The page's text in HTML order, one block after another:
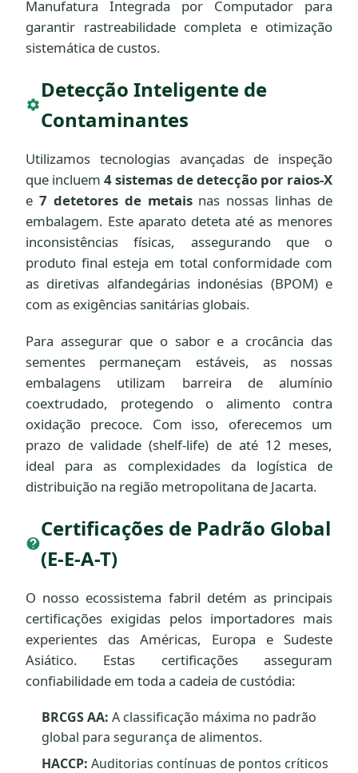
Manufatura Integrada por Computador para
garantir rastreabilidade completa e otimização
sistemática de custos.
Detecção Inteligente de
Contaminantes
Utilizamos tecnologias avançadas de inspeção
que incluem4 sistemas de detecção por raios-X
e 7 detetores de metaisnas nossas linhas de
embalagem. Este aparato deteta até as menores
inconsistências físicas, assegurando que o
produto final esteja em total conformidade com
as diretivas alfandegárias indonésias (BPOM) e
com as exigências sanitárias globais.
Para assegurar que o sabor e a crocância das
sementes permaneçam estáveis, as nossas
embalagens utilizam barreira de alumínio
coextrudado, protegendo o alimento contra
oxidação precoce. Com isso, oferecemos um
prazo de validade (shelf-life) de até 12 meses,
ideal para as complexidades da logística de
distribuição na região metropolitana de Jacarta.
Certificações de Padrão Global
(E-E-A-T)
O nosso ecossistema fabril detém as principais
certificações exigidas pelos importadores mais
experientes das Américas, Europa e Sudeste
Asiático. Estas certificações asseguram
confiabilidade em toda a cadeia de custódia:
BRCGS AA: A classificação máxima no padrão
global para segurança de alimentos.
HACCP: Auditorias contínuas de pontos críticos